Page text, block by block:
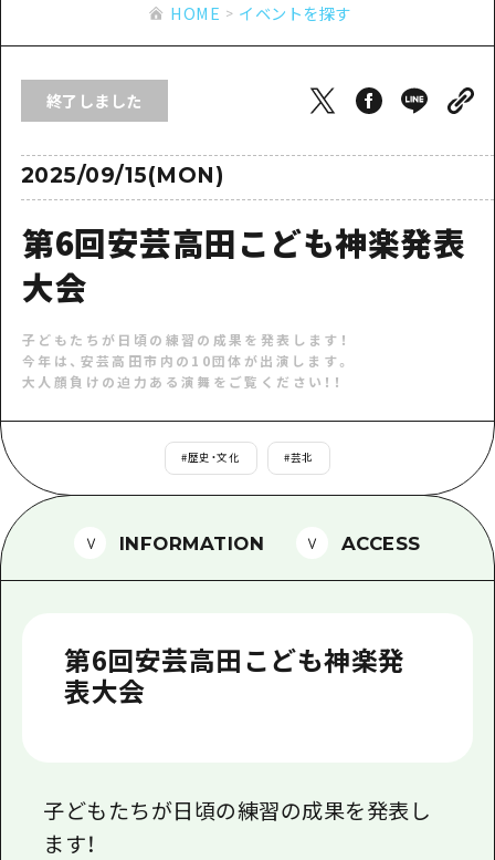
ナイトライフ
世界遺産
学び・体験
歴史・文化
自然
安芸
備後
宮島周辺
山口県東部
半日
2泊3日
備北
宮島周辺
山口県東部
愛媛県
島根県
アクセス
二次交通まとめ
施設の混雑状況のお知らせ
手荷物預かり・配送サービス
HIROSHIMA FREE Wi-Fi
観光案内所
広島県を訪れる外国人旅行者向け情報一
ボランティアガイド
よくあるご質問
HOME
お問い合わせ
事業者・学校関係者の皆さま
HOME イベントを探す
終了しました
2025/09/15(MON)
第6回安芸高田こども神楽発表
大会
子どもたちが日頃の練習の成果を発表します！
今年は、安芸高田市内の10団体が出演します。
大人顔負けの迫力ある演舞をご覧ください！！
#歴史・文化 #芸北
INFORMATION ACCESS
第6回安芸高田こども神楽発
表大会
子どもたちが日頃の練習の成果を発表し
ます！